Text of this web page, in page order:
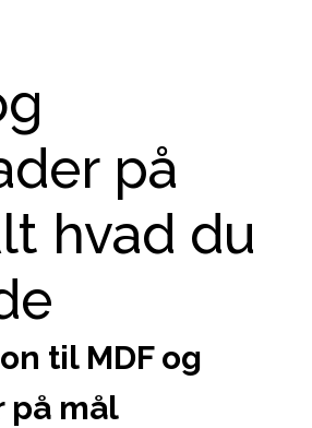
på
hvad du
til MDF og
mål